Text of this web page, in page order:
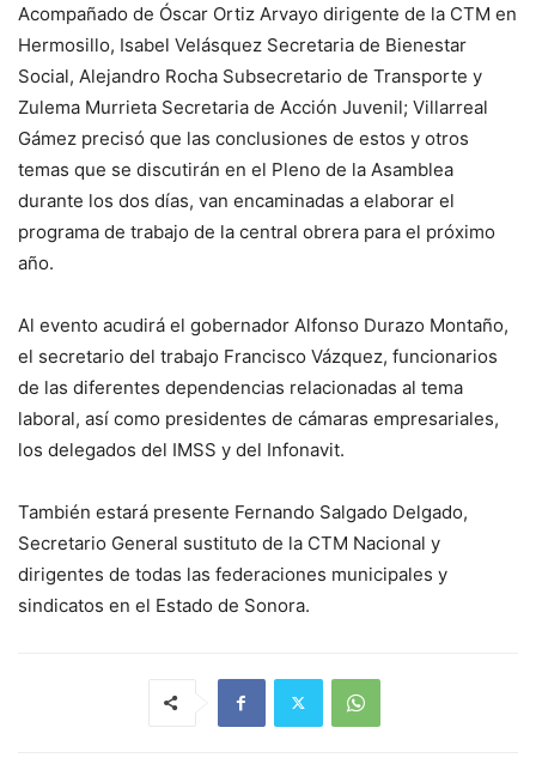
Acompañado de Óscar Ortiz Arvayo dirigente de la CTM en
Hermosillo, Isabel Velásquez Secretaria de Bienestar
Social, Alejandro Rocha Subsecretario de Transporte y
Zulema Murrieta Secretaria de Acción Juvenil; Villarreal
Gámez precisó que las conclusiones de estos y otros
temas que se discutirán en el Pleno de la Asamblea
durante los dos días, van encaminadas a elaborar el
programa de trabajo de la central obrera para el próximo
año.
Al evento acudirá el gobernador Alfonso Durazo Montaño,
el secretario del trabajo Francisco Vázquez, funcionarios
de las diferentes dependencias relacionadas al tema
laboral, así como presidentes de cámaras empresariales,
los delegados del IMSS y del Infonavit.
También estará presente Fernando Salgado Delgado,
Secretario General sustituto de la CTM Nacional y
dirigentes de todas las federaciones municipales y
sindicatos en el Estado de Sonora.